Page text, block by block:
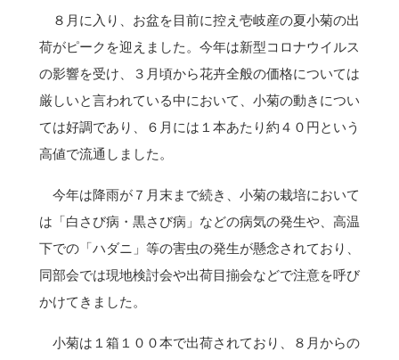
８月に入り、お盆を目前に控え壱岐産の夏小菊の出
荷がピークを迎えました。今年は新型コロナウイルス
の影響を受け、３月頃から花卉全般の価格については
厳しいと言われている中において、小菊の動きについ
ては好調であり、６月には１本あたり約４０円という
高値で流通しました。
今年は降雨が７月末まで続き、小菊の栽培において
は「白さび病・黒さび病」などの病気の発生や、高温
下での「ハダニ」等の害虫の発生が懸念されており、
同部会では現地検討会や出荷目揃会などで注意を呼び
かけてきました。
小菊は１箱１００本で出荷されており、８月からの